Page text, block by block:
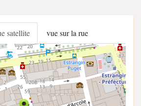
satellite vue sur la rue